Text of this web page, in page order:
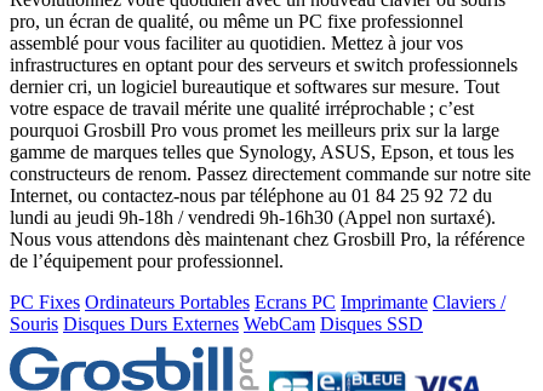
pro, un écran de qualité, ou même un PC fixe professionnel
assemblé pour vous faciliter au quotidien. Mettez à jour vos
infrastructures en optant pour des serveurs et switch professionnels
dernier cri, un logiciel bureautique et softwares sur mesure. Tout
votre espace de travail mérite une qualité irréprochable ; c’est
pourquoi Grosbill Pro vous promet les meilleurs prix sur la large
gamme de marques telles que Synology, ASUS, Epson, et tous les
constructeurs de renom. Passez directement commande sur notre site
Internet, ou contactez-nous par téléphone au 01 84 25 92 72 du
lundi au jeudi 9h-18h / vendredi 9h-16h30 (Appel non surtaxé).
Nous vous attendons dès maintenant chez Grosbill Pro, la référence
de l’équipement pour professionnel.
PC Fixes Ordinateurs Portables Ecrans PC Imprimante Claviers /
Souris Disques Durs Externes WebCam Disques SSD